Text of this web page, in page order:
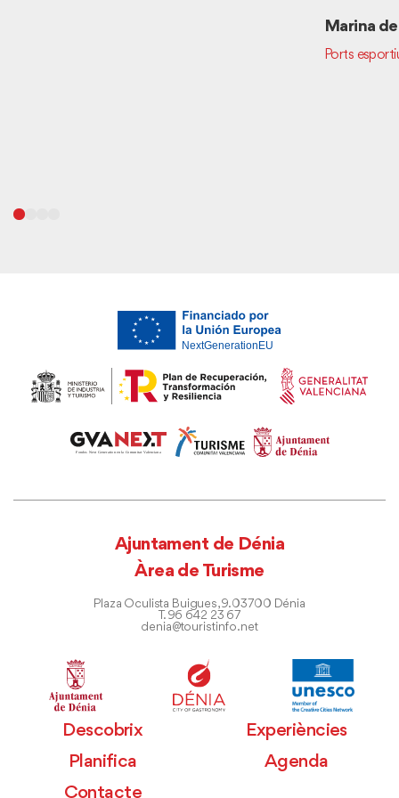
Marina
Ports
Ajuntament de Dénia
Àrea de Turisme
Plaza Oculista Buigues, 9. 03700 Dénia
T. 96 642 23 67
denia@touristinfo.net
Descobrix
Experiències
Planifica
Agenda
Contacte